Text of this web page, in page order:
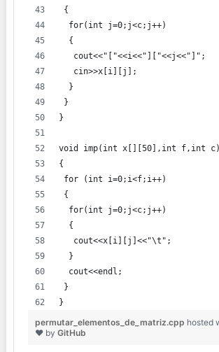
{
  for(int j=0;j<c;j++)
  {
   cout<<"["<<i<<"]["<<j<<"]";
   cin>>x[i][j];
  }
}
}
void imp(int x[][50],int f,int c)
{
for (int i=0;i<f;i++)
{
  for(int j=0;j<c;j++)
  {
   cout<<x[i][j]<<"\t";
  }
  cout<<endl;
}
}
permutar_elementos_de_matriz.cpp hosted
❤ by GitHub